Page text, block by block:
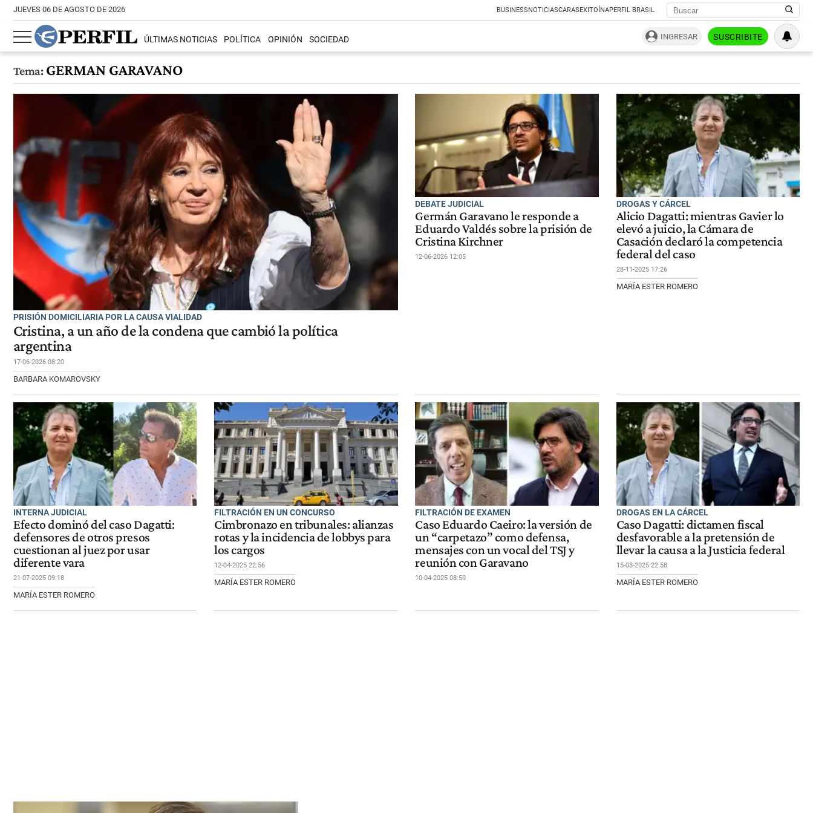
JUEVES 06 DE AGOSTO DE 2026 BUSINESSNOTICIASCARASEXITOÍNAPERFIL BRASIL
ÚLTIMAS NOTICIAS POLÍTICA OPINIÓN SOCIEDAD INGRESAR SUSCRIBITE
Tema:GERMAN GARAVANO
PRISIÓN DOMICILIARIA POR LA CAUSA VIALIDAD
Cristina, a un año de la condena que cambió la política
argentina
17-06-2026 08:20
BARBARA KOMAROVSKY
DEBATE JUDICIAL
Germán Garavano le responde a
Eduardo Valdés sobre la prisión de
Cristina Kirchner
12-06-2026 12:05
DROGAS Y CÁRCEL
Alicio Dagatti: mientras Gavier lo
elevó a juicio, la Cámara de
Casación declaró la competencia
federal del caso
28-11-2025 17:26
MARÍA ESTER ROMERO
INTERNA JUDICIAL
Efecto dominó del caso Dagatti:
defensores de otros presos
cuestionan al juez por usar
diferente vara
21-07-2025 09:18
MARÍA ESTER ROMERO
FILTRACIÓN EN UN CONCURSO
Cimbronazo en tribunales: alianzas
rotas y la incidencia de lobbys para
los cargos
12-04-2025 22:56
MARÍA ESTER ROMERO
FILTRACIÓN DE EXAMEN
Caso Eduardo Caeiro: la versión de
un “carpetazo” como defensa,
mensajes con un vocal del TSJ y
reunión con Garavano
10-04-2025 08:50
DROGAS EN LA CÁRCEL
Caso Dagatti: dictamen fiscal
desfavorable a la pretensión de
llevar la causa a la Justicia federal
15-03-2025 22:58
MARÍA ESTER ROMERO